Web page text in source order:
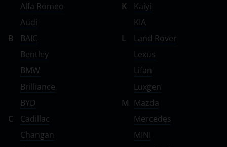
Alfa Romeo
Audi
B
BAIC
Bentley
BMW
Brilliance
BYD
C
Cadillac
Changan
K
Kaiyi
KIA
L
Land Rover
Lexus
Lifan
Luxgen
M Mazda
Mercedes
MINI